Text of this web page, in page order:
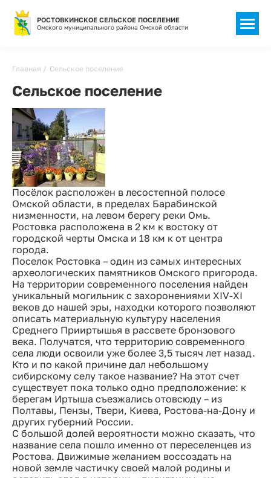
РОСТОВКИНСКОЕ СЕЛЬСКОЕ ПОСЕЛЕНИЕ
Омского муниципального района Омской области
Строка
навигации
Главная Сельское поселение
Сельское поселение
Посёлок расположен в лесостепной полосе
Омской области, в пределах Барабинской
низменности, на левом берегу реки Омь.
Ростовка расположена в 2 км к востоку от
городской черты Омска и 18 км к от центра
города.
Поселок Ростовка – один из самых интересных
археологических памятников Омского пригорода.
На территории современного поселения найден
уникальный могильник с захоронениями XIV-XI
веков до нашей эры, находки которого позволяют
описать материальную культуру населения
Среднего Прииртышья в рассвете бронзового
века. Получатся, что территорию современного
села люди освоили уже более 3,5 тысяч лет назад.
Кто и по какой причине дал небольшому
сибирскому селу такое название? На этот счет
существует пока только одно предположение: к
берегам Иртыша съезжались отовсюду – из
Полтавы, Пензы, Твери, Киева, Ростова-на-Дону и
других губерний России.
С большой долей вероятности можно сказать, что
название села пошло именно от переселенцев из
Ростова. Движимые желанием воссоздать на
новой земле частичку своей малой родины и